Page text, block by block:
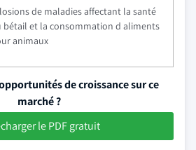
de maladies affectant la santé
bétail et la consommation d aliments
animaux
de croissance sur ce
marché ?
le PDF gratuit